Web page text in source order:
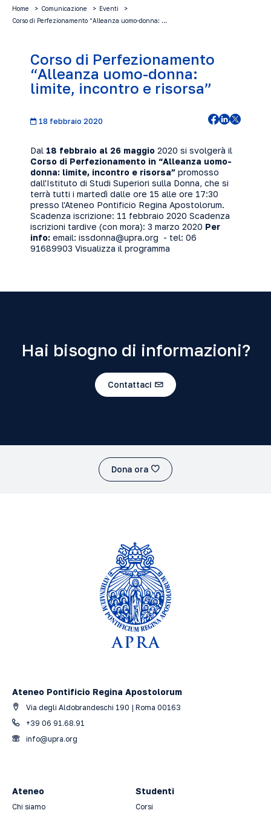
Home Comunicazione
Eventi
Corso di Perfezionamento “Alleanza uomo-donna: …
Corso di Perfezionamento
“Alleanza uomo-donna:
limite, incontro e risorsa”
18 febbraio 2020
Dal 18 febbraio al 26 maggio 2020 si svolgerà il
Corso di Perfezionamento in “Alleanza uomo-
donna: limite, incontro e risorsa” promosso
dall'Istituto di Studi Superiori sulla Donna, che si
terrà tutti i martedì dalle ore 15 alle ore 17:30
presso l'Ateneo Pontificio Regina Apostolorum.
Scadenza iscrizione: 11 febbraio 2020 Scadenza
iscrizioni tardive (con mora): 3 marzo 2020 Per
info: email: issdonna@upra.org - tel: 06
91689903 Visualizza il programma
Hai bisogno di informazioni?
Contattaci
Dona ora
Ateneo Pontificio Regina Apostolorum
Via degli Aldobrandeschi 190 | Roma 00163
+39 06 91.68.91
info@upra.org
Ateneo
Chi siamo
Studenti
Corsi